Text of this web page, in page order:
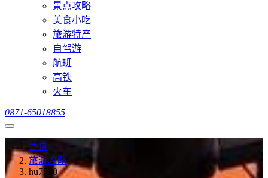
景点攻略
美食小吃
旅游特产
自驾游
航班
高铁
火车
0871-65018855
首页
旅游攻略
hu7320